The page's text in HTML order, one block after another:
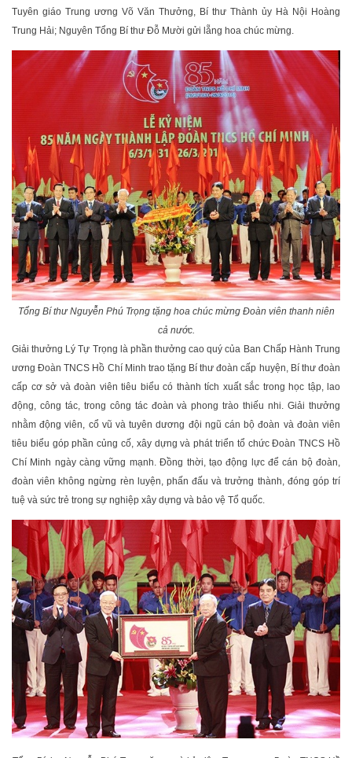
Tuyên giáo Trung ương Võ Văn Thưởng, Bí thư Thành ủy Hà Nội Hoàng
Trung Hải; Nguyên Tổng Bí thư Đỗ Mười gửi lẵng hoa chúc mừng.
Tổng Bí thư Nguyễn Phú Trọng tặng hoa chúc mừng Đoàn viên thanh niên
cả nước.
Giải thưởng Lý Tự Trọng là phần thưởng cao quý của Ban Chấp Hành Trung
ương Đoàn TNCS Hồ Chí Minh trao tặng Bí thư đoàn cấp huyện, Bí thư đoàn
cấp cơ sở và đoàn viên tiêu biểu có thành tích xuất sắc trong học tập, lao
động, công tác, trong công tác đoàn và phong trào thiếu nhi. Giải thưởng
nhằm động viên, cổ vũ và tuyên dương đội ngũ cán bộ đoàn và đoàn viên
tiêu biểu góp phần củng cố, xây dựng và phát triển tổ chức Đoàn TNCS Hồ
Chí Minh ngày càng vững mạnh. Đồng thời, tạo động lực để cán bộ đoàn,
đoàn viên không ngừng rèn luyện, phấn đấu và trưởng thành, đóng góp trí
tuệ và sức trẻ trong sự nghiệp xây dựng và bảo vệ Tổ quốc.